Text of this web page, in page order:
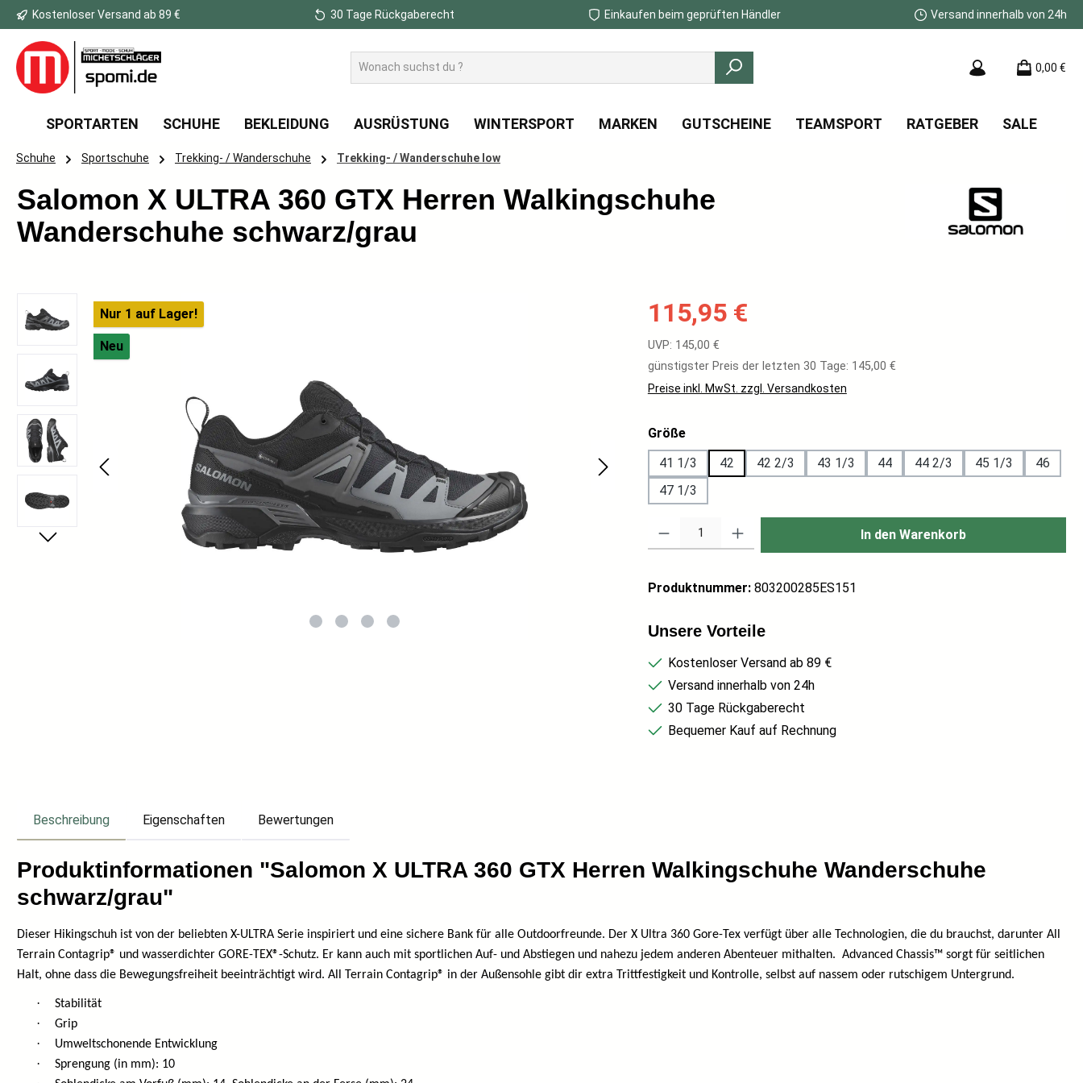
Hauptinhalt springen
Zur Suche springen
Zur Hauptnavigation springen
Kostenloser Versand ab 89 € 30 Tage Rückgaberecht Einkaufen beim geprüften Händler Versand innerhalb von 24h
0,00 €
SPORTARTEN SCHUHE BEKLEIDUNG AUSRÜSTUNG WINTERSPORT MARKEN GUTSCHEINE TEAMSPORT RATGEBER SALE
Schuhe Sportschuhe Trekking- / Wanderschuhe Trekking- / Wanderschuhe low
Salomon X ULTRA 360 GTX Herren Walkingschuhe
Wanderschuhe schwarz/grau
Bildergalerie überspringen
Nur 1 auf Lager!
Neu
Verkaufspreis:
115,95 €
Regulärer Preis:
UVP: 145,00 €
günstigster Preis der letzten 30 Tage: 145,00 €
Preise inkl. MwSt. zzgl. Versandkosten
Größeauswählen
41 1/3
42 42 2/3 43 1/3 44 44 2/3 45 1/3
46
47 1/3
Produkt Anzahl: Gib den gewünschten Wert ein oder benutze die Schaltflächen um
In den Warenkorb
Produktnummer: 803200285ES151
Unsere Vorteile
Kostenloser Versand ab 89 €
Versand innerhalb von 24h
30 Tage Rückgaberecht
Bequemer Kauf auf Rechnung
Beschreibung Eigenschaften Bewertungen
Produktinformationen "Salomon X ULTRA 360 GTX Herren Walkingschuhe Wanderschuhe
schwarz/grau"
Dieser Hikingschuh ist von der beliebten X-ULTRA Serie inspiriert und eine sichere Bank für alle Outdoorfreunde. Der X Ultra 360 Gore-Tex verfügt über alle Technologien, die du brauchst, darunter All
Terrain Contagrip® und wasserdichter GORE-TEX®-Schutz. Er kann auch mit sportlichen Auf- und Abstiegen und nahezu jedem anderen Abenteuer mithalten. Advanced Chassis™ sorgt für seitlichen
Halt, ohne dass die Bewegungsfreiheit beeinträchtigt wird. All Terrain Contagrip® in der Außensohle gibt dir extra Trittfestigkeit und Kontrolle, selbst auf nassem oder rutschigem Untergrund.
· Stabilität
· Grip
· Umweltschonende Entwicklung
· Sprengung (in mm): 10